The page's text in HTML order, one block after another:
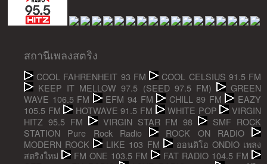
สถานีเพลงสตริง
COOL FAHRENHEIT 93 FM
COOL CELSIUS 91.5 FM
KEEP IT MELLOW 97.5 (SEED 97.5 FM)
GREEN
WAVE 106.5 FM
EFM 94 FM CHILL 89 FM
EAZY
105.5 FM
HOTWAVE 91.5 FM WHITE POP
VIRGIN
HITZ 95.5 FM
VIRGIN STAR FM 98
SMF ROCK
STATION Pure Rock Radio
ROCK ON RADIO
MODERN ROCK
LIKE 103 FM
ออนดิโอ ONDIO เพลง
สตริงใหม่
FM ONE 103.5 FM
FAT RADIO 104.5 FM